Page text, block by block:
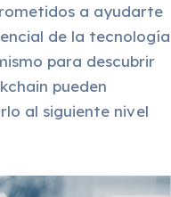
a ayudarte
de la tecnología
para descubrir
pueden
al siguiente nivel